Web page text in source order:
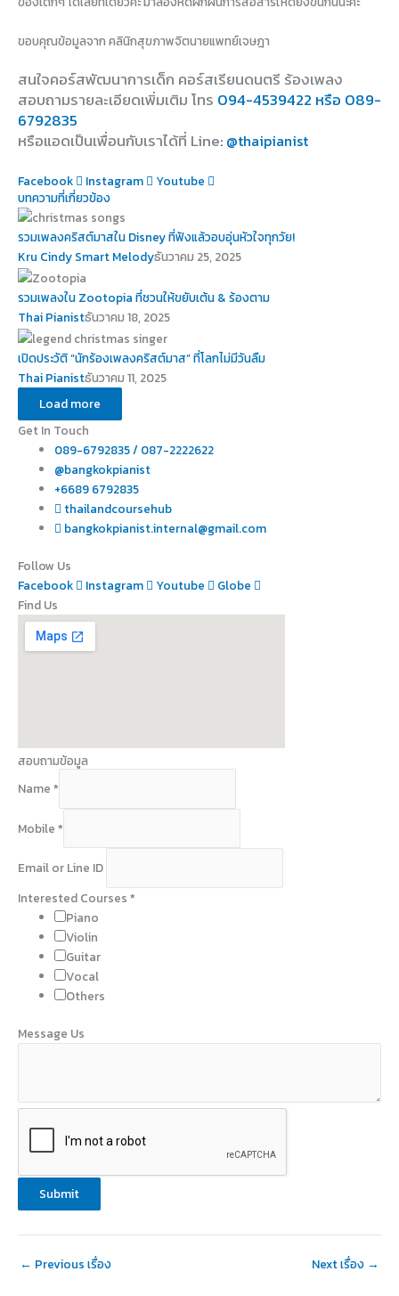
ขอบคุณข้อมูลจาก คลินิกสุขภาพจิตนายแพทย์เจษฎา
สนใจคอร์สพัฒนาการเด็ก คอร์สเรียนดนตรี ร้องเพลง
สอบถามรายละเอียดเพิ่มเติม โทร 094-4539422 หรือ 089-
6792835
หรือแอดเป็นเพื่อนกับเราได้ที่ Line: @thaipianist
Facebook Instagram
Youtube
บทความที่เกี่ยวข้อง
รวมเพลงคริสต์มาสใน Disney ที่ฟังแล้วอบอุ่นหัวใจทุกวัย!
Kru Cindy Smart Melodyธันวาคม 25, 2025
รวมเพลงใน Zootopia ที่ชวนให้ขยับเต้น & ร้องตาม
Thai Pianistธันวาคม 18, 2025
เปิดประวัติ “นักร้องเพลงคริสต์มาส” ที่โลกไม่มีวันลืม
Thai Pianistธันวาคม 11, 2025
Load more
Get In Touch
089-6792835 / 087-2222622
@bangkokpianist
+6689 6792835
thailandcoursehub
bangkokpianist.internal@gmail.com
Follow Us
Facebook
Instagram Youtube
Globe
Find Us
สอบถามข้อมูล
Name *
Mobile *
m
a
Email or Line ID
Interested Courses *
Piano
Violin
Guitar
Vocal
Others
Message Us
Submit
← Previous เรื่อง Next เรื่อง →